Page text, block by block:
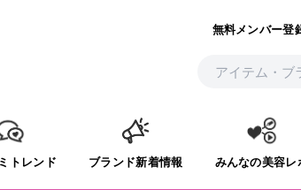
無料メンバー登
トレンド ブランド新着情報 みんなの美容レ